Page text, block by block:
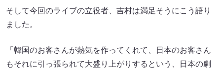
そして今回のライブの立役者、吉村は満足そうにこう語り
ました。
「韓国のお客さんが熱気を作ってくれて、日本のお客さん
もそれに引っ張られて大盛り上がりするという、日本の劇